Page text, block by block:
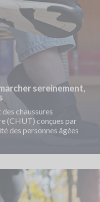
sereinement,
chaussures
(CHUT) conçues par
des personnes âgées